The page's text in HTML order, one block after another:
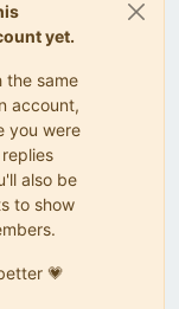
yet.
the same
account,
you were
also be
to show
💗